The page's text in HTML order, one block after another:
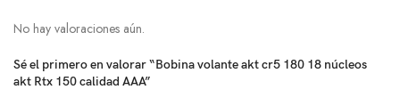
No hay valoraciones aún.
Sé el primero en valorar “Bobina volante akt cr5 180 18 núcleos
akt Rtx 150 calidad AAA”